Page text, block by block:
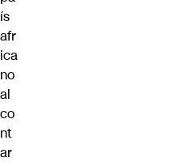
ís
afr
ica
no
al
co
nt
ar